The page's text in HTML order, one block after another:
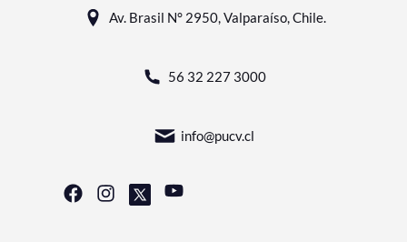
Av. Brasil N° 2950, Valparaíso, Chile.
56 32 227 3000
info@pucv.cl